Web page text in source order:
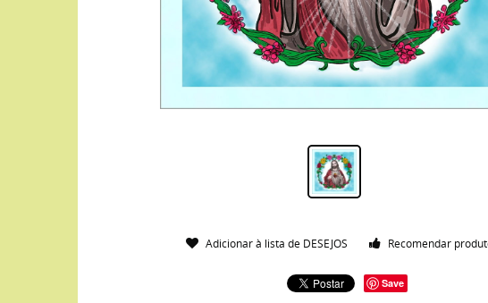
Adicionar à lista de DESEJOS Recomendar
Save